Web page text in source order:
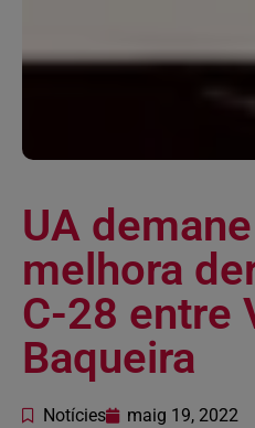
UA
melhora
C-28 entre
Baqueira
Notícies maig 19, 2022